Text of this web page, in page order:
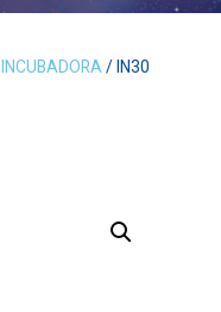
INCUBADORA/ IN30